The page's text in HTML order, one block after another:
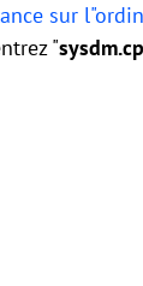
sur
"